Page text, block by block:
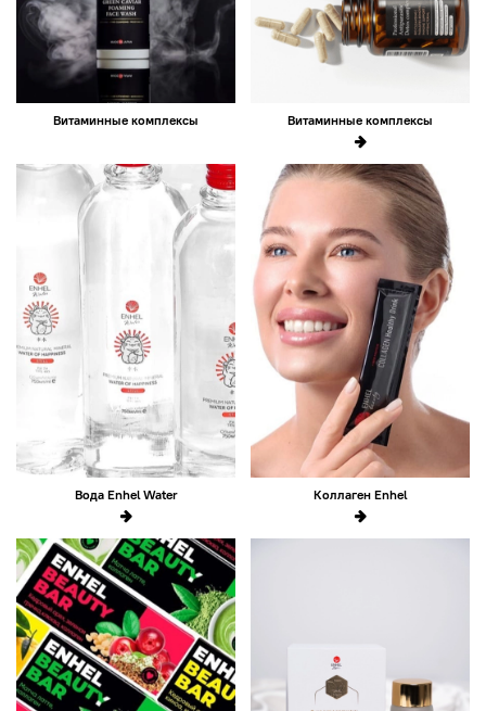
Витаминные комплексы Витаминные комплексы
Вода Enhel Water Коллаген Enhel